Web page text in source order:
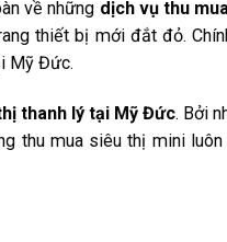
về những dịch vụ thu
thiết bị mới đắt đỏ.
Mỹ Đức.
thanh lý tại Mỹ Đức. Bởi
thu mua siêu thị mini